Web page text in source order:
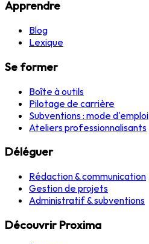
Apprendre
Blog
Lexique
Se former
Boîte à outils
Pilotage de carrière
Subventions : mode d'emploi
Ateliers professionnalisants
Déléguer
Rédaction & communication
Gestion de projets
Administratif & subventions
Découvrir Proxima